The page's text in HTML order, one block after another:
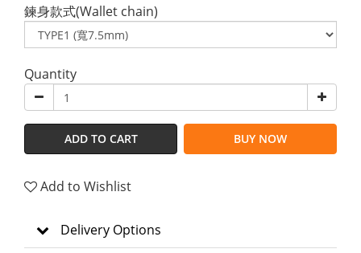
鍊身款式(Wallet chain)
Quantity
ADD TO CART BUY NOW
Add to Wishlist
Delivery Options